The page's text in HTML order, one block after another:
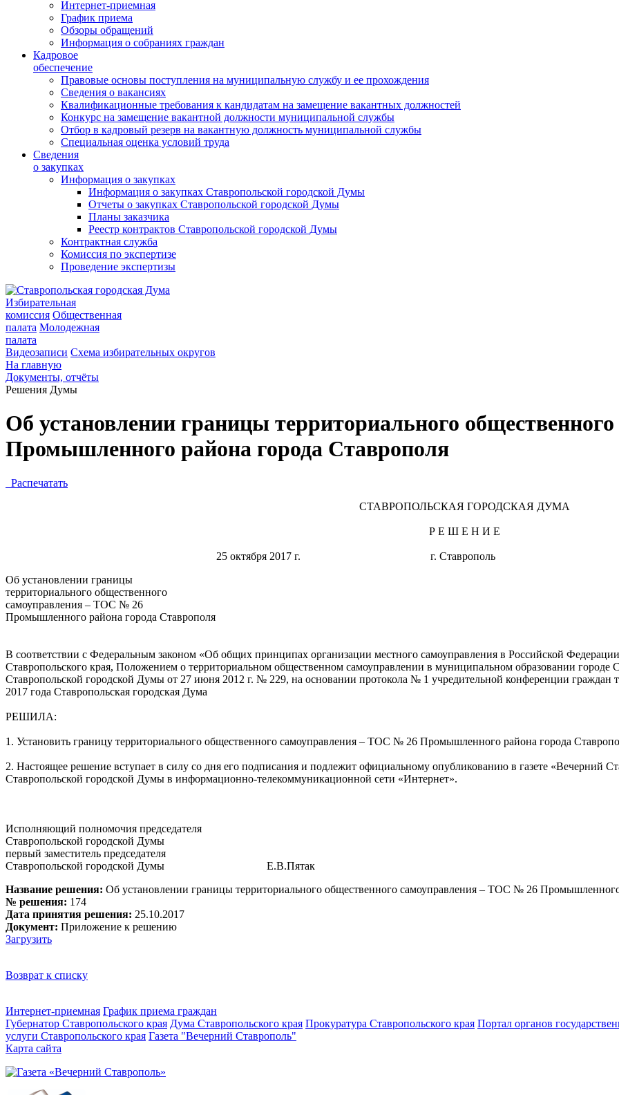
Интернет-приемная
График приема
Обзоры обращений
Информация о собраниях граждан
Кадровое
обеспечение
Правовые основы поступления на муниципальную службу и ее прохождения
Сведения о вакансиях
Квалификационные требования к кандидатам на замещение вакантных должностей
Конкурс на замещение вакантной должности муниципальной службы
Отбор в кадровый резерв на вакантную должность муниципальной службы
Специальная оценка условий труда
Сведения
о закупках
Информация о закупках
Информация о закупках Ставропольской городской Думы
Отчеты о закупках Ставропольской городской Думы
Планы заказчика
Реестр контрактов Ставропольской городской Думы
Контрактная служба
Комиссия по экспертизе
Проведение экспертизы
Избирательная
комиссия Общественная
палата Молодежная
палата
Видеозаписи Схема избирательных округов
На главную
Документы, отчёты
Решения Думы
Об установлении границы территориального
Промышленного района города Ставрополя
Распечатать
СТАВРОПОЛЬСКАЯ ГОРОДСКАЯ ДУМА
Р Е Ш Е Н И Е
25 октября 2017 г. г.
Об установлении границы
территориального общественного
самоуправления – ТОС № 26
Промышленного района города Ставрополя
В соответствии с Федеральным законом «Об общих принципах организации местного самоуправления в Российской
Ставропольского края, Положением о территориальном общественном самоуправлении в муниципальном образовании
Ставропольской городской Думы от 27 июня 2012 г. № 229, на основании протокола № 1 учредительной конференции граждан
2017 года Ставропольская городская Дума
РЕШИЛА:
1. Установить границу территориального общественного самоуправления – ТОС № 26 Промышленного района города
2. Настоящее решение вступает в силу со дня его подписания и подлежит официальному опубликованию в газете «Вечерний
Ставропольской городской Думы в информационно-телекоммуникационной сети «Интернет».
Исполняющий полномочия председателя
Ставропольской городской Думы
первый заместитель председателя
Ставропольской городской Думы Е.В.Пятак
Название решения: Об установлении границы территориального общественного самоуправления – ТОС № 26
№ решения: 174
Дата принятия решения: 25.10.2017
Документ: Приложение к решению
Загрузить
Возврат к списку
Интернет-приемная График приема граждан
Губернатор Ставропольского края Дума Ставропольского края Прокуратура Ставропольского края Портал органов
услуги Ставропольского края Газета "Вечерний Ставрополь"
Карта сайта